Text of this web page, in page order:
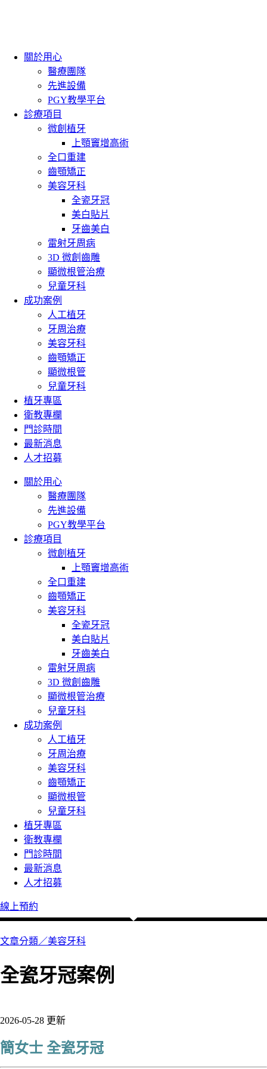
關於用心
醫療團隊
先進設備
PGY教學平台
診療項目
微創植牙
上顎竇增高術
全口重建
齒顎矯正
美容牙科
全瓷牙冠
美白貼片
牙齒美白
雷射牙周病
3D 微創齒雕
顯微根管治療
兒童牙科
成功案例
人工植牙
牙周治療
美容牙科
齒顎矯正
顯微根管
兒童牙科
植牙專區
衛教專欄
門診時間
最新消息
人才招募
關於用心
醫療團隊
先進設備
PGY教學平台
診療項目
微創植牙
上顎竇增高術
全口重建
齒顎矯正
美容牙科
全瓷牙冠
美白貼片
牙齒美白
雷射牙周病
3D 微創齒雕
顯微根管治療
兒童牙科
成功案例
人工植牙
牙周治療
美容牙科
齒顎矯正
顯微根管
兒童牙科
植牙專區
衛教專欄
門診時間
最新消息
人才招募
線上預約
文章分類／美容牙科
全瓷牙冠案例
2026-05-28 更新
簡女士 全瓷牙冠